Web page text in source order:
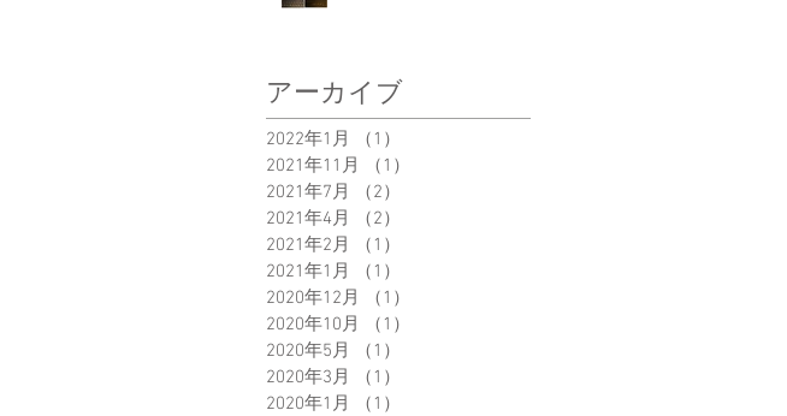
アーカイブ
2022年1月 （1）
2021年11月
（1）
2021年7月
（2）
2021年4月
（2）
2021年2月
（1）
2021年1月
（1）
2020年12月
（1）
2020年10月
（1）
2020年5月
（1）
2020年3月
（1）
2020年1月
（1）